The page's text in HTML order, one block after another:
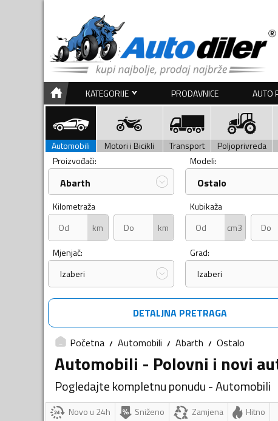
KATEGORIJE PRODAVNICE AUTO
Automobili Motori i Bicikli Transport Poljoprivreda
Proizvođači:
Abarth
Modeli:
Ostalo
Kilometraža
km
km
Kubikaža
cm3
Mjenjač:
Izaberi
Grad:
Izaberi
DETALJNA PRETRAGA
Početna Automobili Abarth Ostalo
Automobili - Polovni i novi
Pogledajte kompletnu ponudu - Automobili
Novo u 24h Sniženo Zamjena Hitno